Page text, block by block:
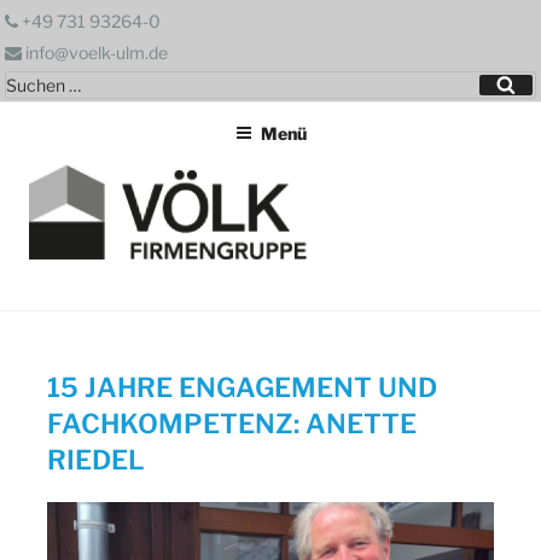
Zum
springen
+49 731 93264-0
info@voelk-ulm.de
Suchen
nach:
Menü
15 JAHRE ENGAGEMENT UND
FACHKOMPETENZ: ANETTE
RIEDEL